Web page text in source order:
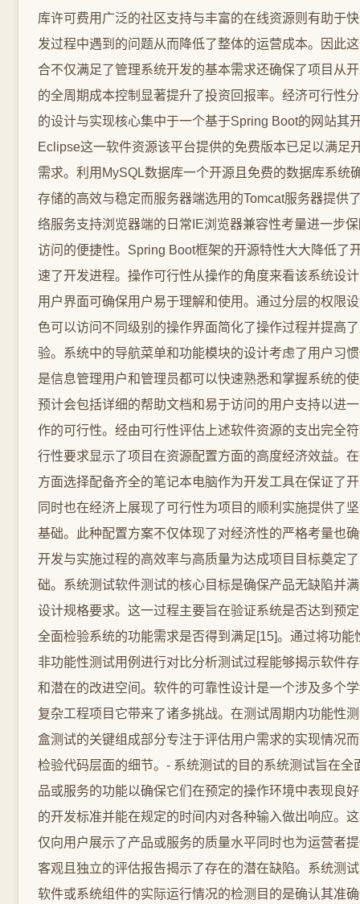
库许可费用广泛的社区支持与丰富的在线资源则有助于
发过程中遇到的问题从而降低了整体的运营成本。因此
合不仅满足了管理系统开发的基本需求还确保了项目从
的全周期成本控制显著提升了投资回报率。经济可行性
的设计与实现核心集中于一个基于Spring Boot的网站其
Eclipse这一软件资源该平台提供的免费版本已足以满足
需求。利用MySQL数据库一个开源且免费的数据库系统
存储的高效与稳定而服务器端选用的Tomcat服务器提供
络服务支持浏览器端的日常IE浏览器兼容性考量进一步
访问的便捷性。Spring Boot框架的开源特性大大降低了
速了开发进程。操作可行性从操作的角度来看该系统设
用户界面可确保用户易于理解和使用。通过分层的权限
色可以访问不同级别的操作界面简化了操作过程并提高
验。系统中的导航菜单和功能模块的设计考虑了用户习
是信息管理用户和管理员都可以快速熟悉和掌握系统的
预计会包括详细的帮助文档和易于访问的用户支持以进
作的可行性。经由可行性评估上述软件资源的支出完全
行性要求显示了项目在资源配置方面的高度经济效益。
方面选择配备齐全的笔记本电脑作为开发工具在保证了
同时也在经济上展现了可行性为项目的顺利实施提供了
基础。此种配置方案不仅体现了对经济性的严格考量也
开发与实施过程的高效率与高质量为达成项目目标奠定
础。系统测试软件测试的核心目标是确保产品无缺陷并
设计规格要求。这一过程主要旨在验证系统是否达到预
全面检验系统的功能需求是否得到满足[15]。通过将功能
非功能性测试用例进行对比分析测试过程能够揭示软件
和潜在的改进空间。软件的可靠性设计是一个涉及多个
复杂工程项目它带来了诸多挑战。在测试周期内功能性
盒测试的关键组成部分专注于评估用户需求的实现情况
检验代码层面的细节。- 系统测试的目的系统测试旨在全
品或服务的功能以确保它们在预定的操作环境中表现良
的开发标准并能在规定的时间内对各种输入做出响应。
仅向用户展示了产品或服务的质量水平同时也为运营者
客观且独立的评估报告揭示了存在的潜在缺陷。系统测
软件或系统组件的实际运行情况的检测目的是确认其准